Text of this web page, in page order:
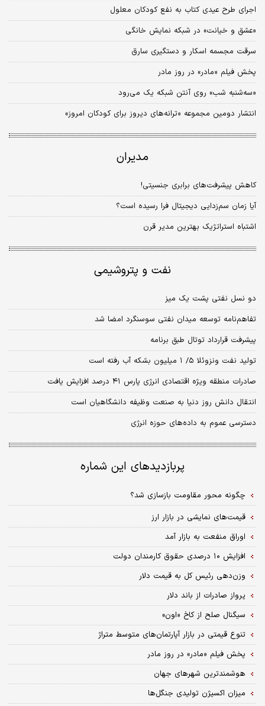
اجرای طرح عیدی کتاب به نفع کودکان معلول
«عشق و خیانت» در شبکه نمایش خانگی
سرقت مجسمه اسکار و دستگیری سارق
پخش فیلم «مادر» در روز مادر
«سه‌شنبه شب» روی آنتن شبکه یک می‌رود
انتشار دومین مجموعه «ترانه‌های دیروز برای کودکان امروز»
مدیران
کاهش پیشرفت‌های برابری جنسیتی!
آیا زمان سم‌زدایی دیجیتال فرا رسیده است؟
اشتباه استراتژیک بهترین مدیر قرن
نفت و پتروشیمی
دو نسل نفتی پشت یک میز
تفاهم‌نامه توسعه میدان نفتی سوسنگرد امضا شد
پیشرفت قرارداد توتال طبق برنامه
تولید نفت ونزوئلا ۵/ ۱ میلیون بشکه آب رفته است
صادرات منطقه ویژه اقتصادی انرژی پارس ۴۱ درصد افزایش یافت
انتقال دانش روز دنیا به صنعت وظیفه دانشگاهیان است
دسترسی عموم به داده‌های حوزه انرژی
پربازدیدهای این شماره
چگونه محور مقاومت بازسازی شد؟
قیمت‌های نمایشی در بازار ارز
اوراق منفعت به بازار آمد
افزایش ۱۰ درصدی حقوق کارمندان دولت
وزن‌دهی رئیس کل به قیمت دلار
پرواز صادرات از باند دلا‌ر
سیگنال صلح از کاخ «اون»
تنوع قیمتی در بازار آپارتمان‌های متوسط متراژ
پخش فیلم «مادر» در روز مادر
هوشمندترین شهرهای جهان
میزان اکسیژن تولیدی جنگل‌ها